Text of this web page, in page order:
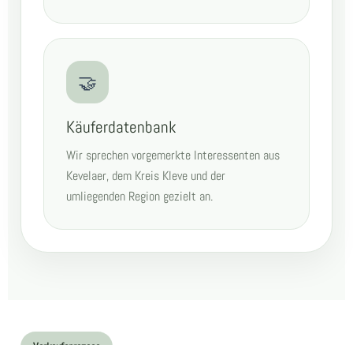
🤝
Käuferdatenbank
Wir sprechen vorgemerkte Interessenten aus
Kevelaer, dem Kreis Kleve und der
umliegenden Region gezielt an.